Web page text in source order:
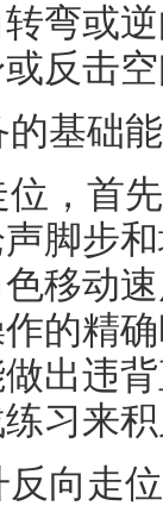
弯或
反击
基础
，首
脚步
移动
的精
出违
习来
向走